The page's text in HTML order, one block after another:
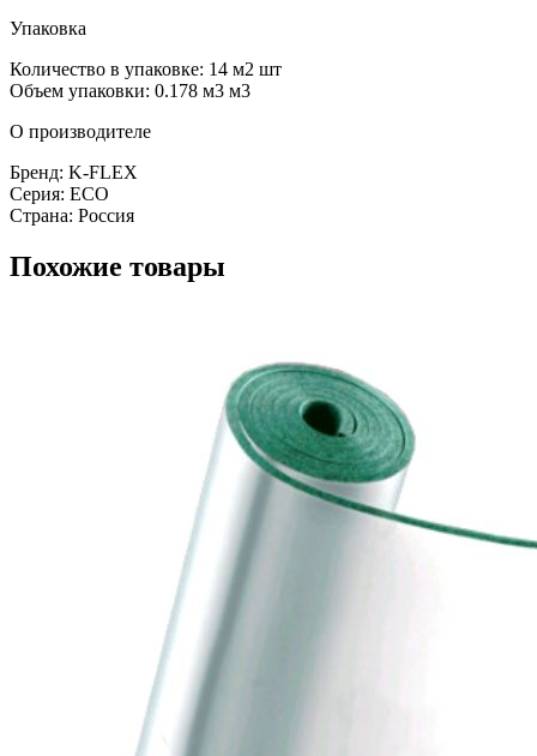
Упаковка
Количество в упаковке: 14 м2 шт
Объем упаковки: 0.178 м3 м3
О производителе
Бренд: K-FLEX
Серия: ECO
Страна: Россия
Похожие товары